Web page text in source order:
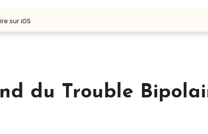
sur iOS
du Trouble